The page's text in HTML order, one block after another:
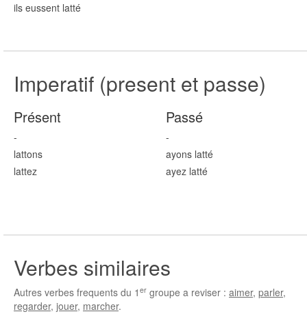
ils eussent latté
Imperatif (present et passe)
Présent
-
lattons
lattez
Passé
-
ayons latté
ayez latté
Verbes similaires
Autres verbes frequents du 1 er groupe a reviser : aimer, parler,
regarder, jouer, marcher.